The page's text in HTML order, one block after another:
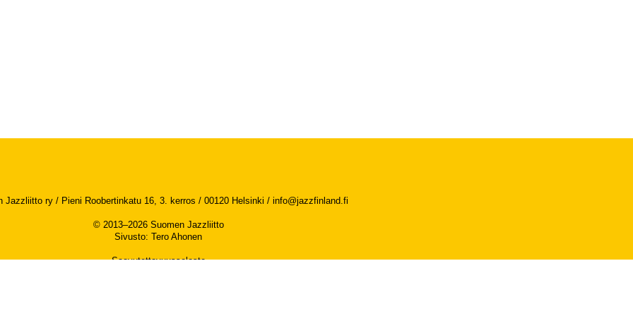
Jazzliitto ry / Pieni Roobertinkatu 16, 3. kerros / 00120 Helsinki / info@jazzfinland.fi
© 2013–2026 Suomen Jazzliitto
Sivusto: Tero Ahonen
Saavutettavuusseloste